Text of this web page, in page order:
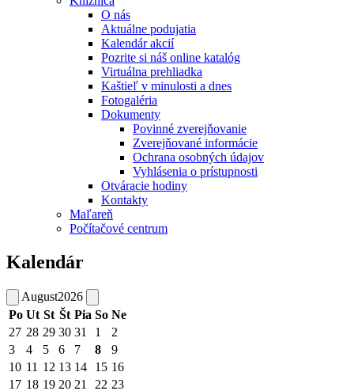
O nás
Aktuálne podujatia
Kalendár akcií
Pozrite si náš online katalóg
Virtuálna prehliadka
Kaštieľ v minulosti a dnes
Fotogaléria
Dokumenty
Povinné zverejňovanie
Zverejňované informácie
Ochrana osobných údajov
Vyhlásenia o prístupnosti
Otváracie hodiny
Kontakty
Maľareň
Počítačové centrum
Kalendár
August2026
Po Ut St Št Pia So Ne
27 28 29 30 31 1
2
3
4 5 6 7 8
9
10 11 12 13 14 15 16
17 18 19 20 21 22 23